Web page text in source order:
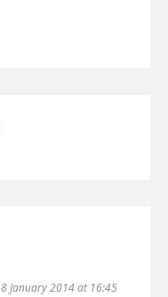
8 January 2014 at 16:45